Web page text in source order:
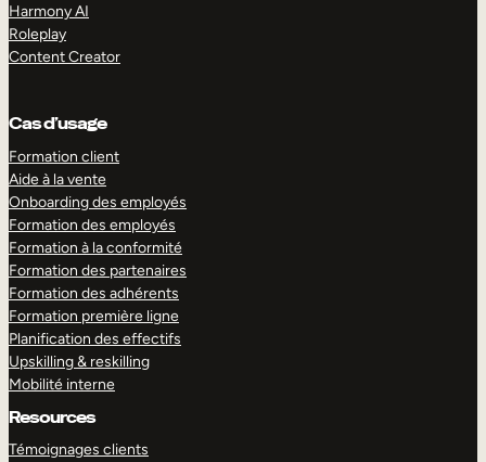
Harmony AI
Roleplay
Content Creator
Cas d’usage
Formation client
Aide à la vente
Onboarding des employés
Formation des employés
Formation à la conformité
Formation des partenaires
Formation des adhérents
Formation première ligne
Planification des effectifs
Upskilling & reskilling
Mobilité interne
Resources
Témoignages clients